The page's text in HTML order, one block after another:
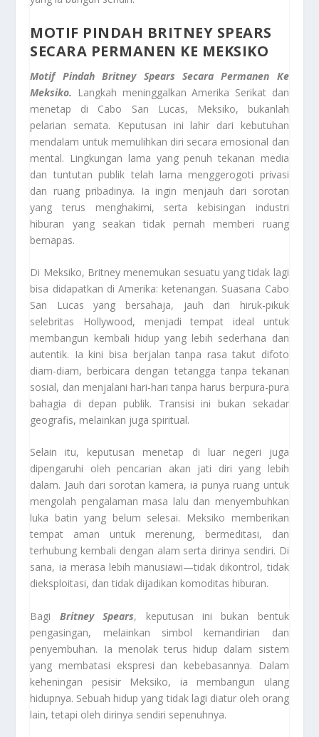
MOTIF PINDAH BRITNEY SPEARS
SECARA PERMANEN KE MEKSIKO
Motif Pindah Britney Spears Secara Permanen Ke
Meksiko. Langkah meninggalkan Amerika Serikat dan
menetap di Cabo San Lucas, Meksiko, bukanlah
pelarian semata. Keputusan ini lahir dari kebutuhan
mendalam untuk memulihkan diri secara emosional dan
mental. Lingkungan lama yang penuh tekanan media
dan tuntutan publik telah lama menggerogoti privasi
dan ruang pribadinya. Ia ingin menjauh dari sorotan
yang terus menghakimi, serta kebisingan industri
hiburan yang seakan tidak pernah memberi ruang
bernapas.
Di Meksiko, Britney menemukan sesuatu yang tidak lagi
bisa didapatkan di Amerika: ketenangan. Suasana Cabo
San Lucas yang bersahaja, jauh dari hiruk-pikuk
selebritas Hollywood, menjadi tempat ideal untuk
membangun kembali hidup yang lebih sederhana dan
autentik. Ia kini bisa berjalan tanpa rasa takut difoto
diam-diam, berbicara dengan tetangga tanpa tekanan
sosial, dan menjalani hari-hari tanpa harus berpura-pura
bahagia di depan publik. Transisi ini bukan sekadar
geografis, melainkan juga spiritual.
Selain itu, keputusan menetap di luar negeri juga
dipengaruhi oleh pencarian akan jati diri yang lebih
dalam. Jauh dari sorotan kamera, ia punya ruang untuk
mengolah pengalaman masa lalu dan menyembuhkan
luka batin yang belum selesai. Meksiko memberikan
tempat aman untuk merenung, bermeditasi, dan
terhubung kembali dengan alam serta dirinya sendiri. Di
sana, ia merasa lebih manusiawi—tidak dikontrol, tidak
dieksploitasi, dan tidak dijadikan komoditas hiburan.
Bagi Britney Spears, keputusan ini bukan bentuk
pengasingan, melainkan simbol kemandirian dan
penyembuhan. Ia menolak terus hidup dalam sistem
yang membatasi ekspresi dan kebebasannya. Dalam
keheningan pesisir Meksiko, ia membangun ulang
hidupnya. Sebuah hidup yang tidak lagi diatur oleh orang
lain, tetapi oleh dirinya sendiri sepenuhnya.